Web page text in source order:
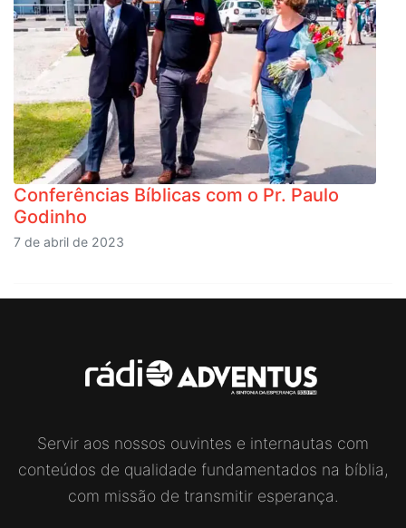
Conferências Bíblicas com o Pr. Paulo
Godinho
7 de abril de 2023
Servir aos nossos ouvintes e internautas com
conteúdos de qualidade fundamentados na bíblia,
com missão de transmitir esperança.